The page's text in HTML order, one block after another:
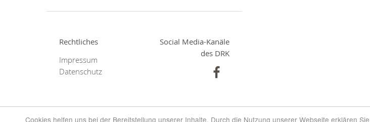
Cookies helfen uns bei der Bereitstellung unserer Inhalte. Durch die Nutzung unserer Webseite erklären
Rechtliches
Impressum
Datenschutz
Social Media-Kanäle
des DRK